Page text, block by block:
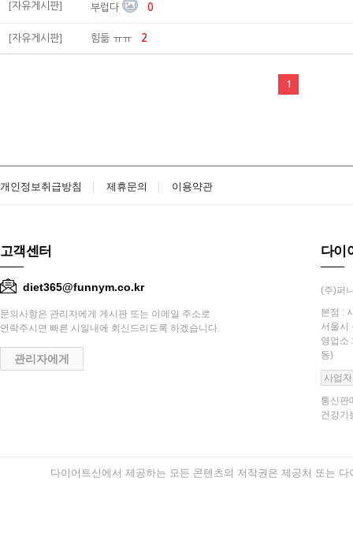
[자유게시판] 부럽다 0
[자유게시판] 힘듦 ㅠㅠ 2
1
개인정보취급방침 제휴문의 이용약관
고객센터
diet365@funnym.co.kr
문의사항은 관리자에게 게시판 또는 이메일 주소로
연락주시면 빠른 시일내에 회신드리도록 하겠습니다.
관리자에게
다이
(주)퍼
본점 :
서울시
영업소
동)
사업
통신판
건강기
다이어트신에서 제공하는 모든 콘텐츠의 저작권은 제공처 또는